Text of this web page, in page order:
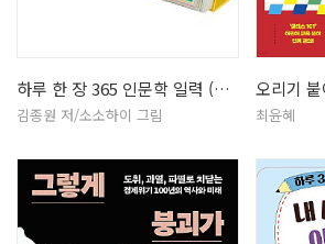
하루 한 장 365 인문학 일력 (개…
김종원 저/소소하이 그림
오리기
최윤혜